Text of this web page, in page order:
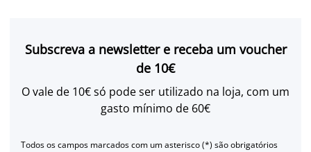
Subscreva a newsletter e receba um voucher
de 10€
O vale de 10€ só pode ser utilizado na loja, com um
gasto mínimo de 60€
Todos os campos marcados com um asterisco (*) são obrigatórios